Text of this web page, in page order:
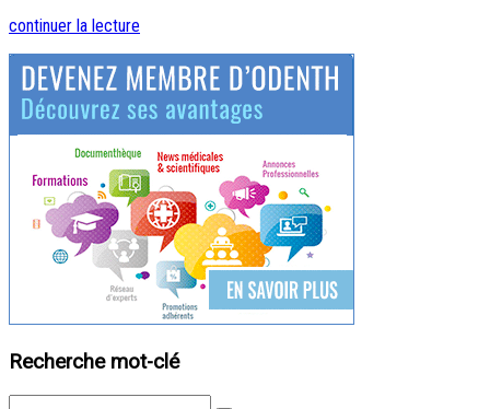
continuer la lecture
Recherche mot-clé